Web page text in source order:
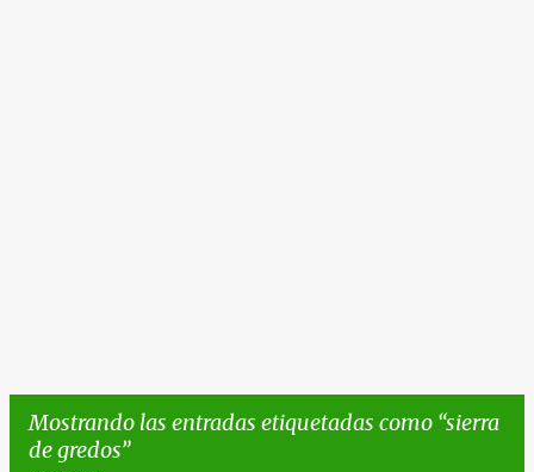
Mostrando las entradas etiquetadas como sierra
de gredos